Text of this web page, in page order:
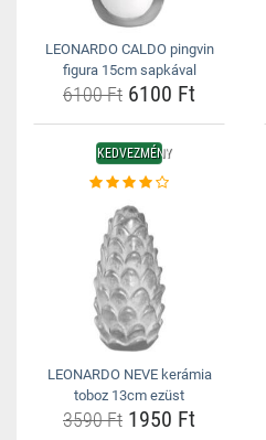
LEONARDO CALDO pingvin
figura 15cm sapkával
6100 Ft 6100 Ft
KEDVEZMÉNY
LEONARDO NEVE kerámia
toboz 13cm ezüst
3590 Ft 1950 Ft